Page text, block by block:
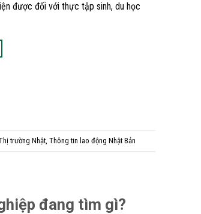
được đối với thực tập sinh, du học
trường Nhật Thông tin lao động Nhật Bản
đang tìm gì?